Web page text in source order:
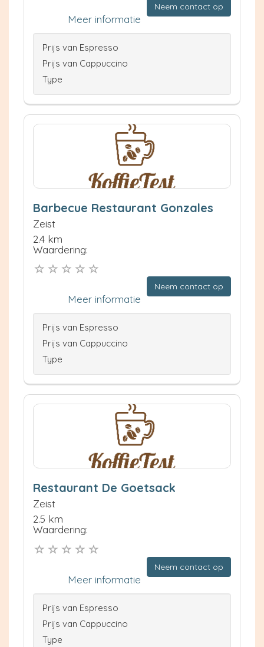
Neem contact op
Meer informatie
Prijs van Espresso
Prijs van Cappuccino
Type
Barbecue Restaurant Gonzales
Zeist
2.4 km
Waardering:
Neem contact op
Meer informatie
Prijs van Espresso
Prijs van Cappuccino
Type
Restaurant De Goetsack
Zeist
2.5 km
Waardering:
Neem contact op
Meer informatie
Prijs van Espresso
Prijs van Cappuccino
Type